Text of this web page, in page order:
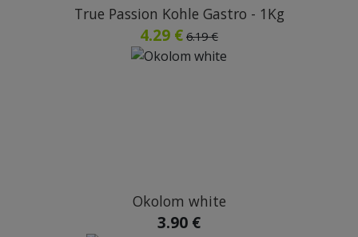
True Passion Kohle Gastro - 1Kg
4.29 € 6.19 €
Okolom white
3.90 €